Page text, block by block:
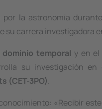
por la astronomía
su carrera investigadora
temporal y en
su investigación en
(CET-3PO).
«Recibir